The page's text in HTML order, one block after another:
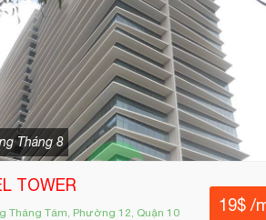
Tháng 8
TOWER
Tháng Tám, Phường 12, Quận 10 19$ /